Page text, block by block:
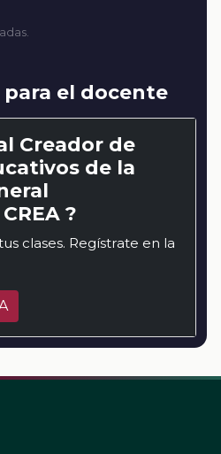
el docente
Creador de
de la
?
clases. Regístrate en la